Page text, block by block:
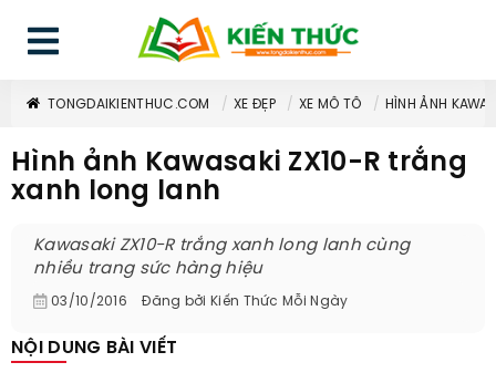
TONGDAIKIENTHUC.COM XE ĐẸP XE MÔ TÔ HÌNH ẢNH
Hình ảnh Kawasaki ZX10-R trắng
xanh long lanh
Kawasaki ZX10-R trắng xanh long lanh cùng
nhiều trang sức hàng hiệu
03/10/2016 Đăng bởi Kiến Thức Mỗi Ngày
NỘI DUNG BÀI VIẾT